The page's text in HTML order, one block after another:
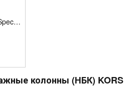
Комплект НБК "Kors Special" 3 дюйма кламп (каркас)
колонны (НБК) KORS